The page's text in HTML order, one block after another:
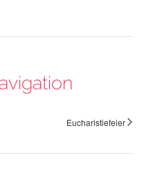
Eucharistiefeier